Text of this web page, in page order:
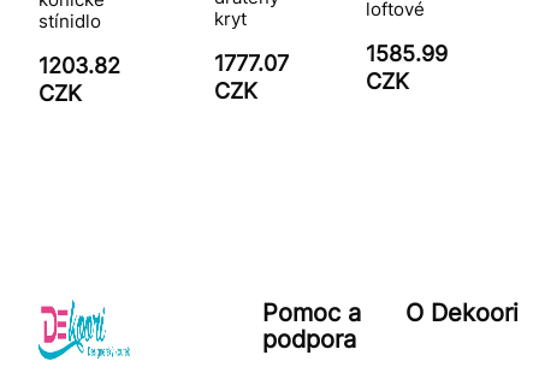
stínidlo
1203.82
CZK
kryt
1777.07
CZK
loftové
1585.99
CZK
Pomoc a
podpora
O Dekoori